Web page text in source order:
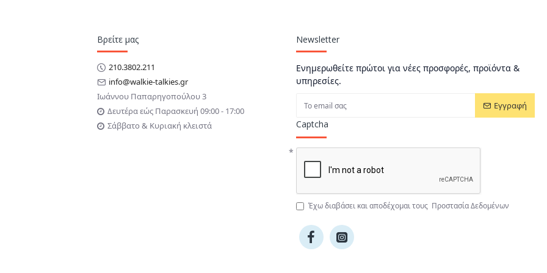
προεξέχουσα κεραία – ιδανικός για front-of-house.
παραμένει διακριτικός στο πέτο ή στη ζώνη, διατηρώντας παράλληλα ισχυρή
το κομψό περίβλημα μειώνουν τους κινδύνους πιασίματος/χτυπήματος, ενώ ο
και με γάντια. Ο δακτύλιος LEDSmart Status Glow
παρέχει ευδιάκριτα
επιτρέποντας στα μέλη της ομάδας να εργάζονται πιο γρήγορα.
DPL), οι ομάδες οργανώνονται ανά τμήμα (ταμείο, αποθήκη, σερβιτόροι,
αλλαγές καναλιών/λειτουργιών χωρίς οπτική επαλήθευση, κάτι
1800mAh προσφέρει έως και 20 ώρες αυτονομίας, ώστε η συσκευή να αντέχει
με MIL-STD-810H εξασφαλίζουν αξιοπιστία σε σκόνη, υγρασία,
15 επιπέδων έντασης και 6 call tones για γρήγορη ειδοποίηση. Με ευρεία
ή 6-θέσια), προσαρμόζεται στον τρόπο εργασίας σου και επεκτείνεται μαζί
Βρείτε μας
210.3802.211
info@walkie-talkies.gr
Ιωάννου Παπαρηγοπούλου 3
Δευτέρα εώς Παρασκευή 09:00 - 17:00
Σάββατο & Κυριακή κλειστά
Newsletter
Ενημερωθείτε πρώτοι για νέες προσφορές, προϊόντα &
υπηρεσίες.
Εγγραφή
Captcha
Έχω διαβάσει και αποδέχομαι τους Προστασία Δεδομένων